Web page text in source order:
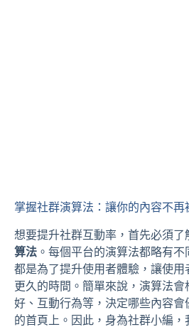
掌握社群演算法：讓你的內容不再
想要提升社群互動率，首先必須了
算法 。每個平台的演算法都略有
都是為了提升使用者體驗，讓使用
更久的時間。簡單來說，演算法會
好、互動行為等，決定哪些內容會
的首頁上。因此，身為社群小編，